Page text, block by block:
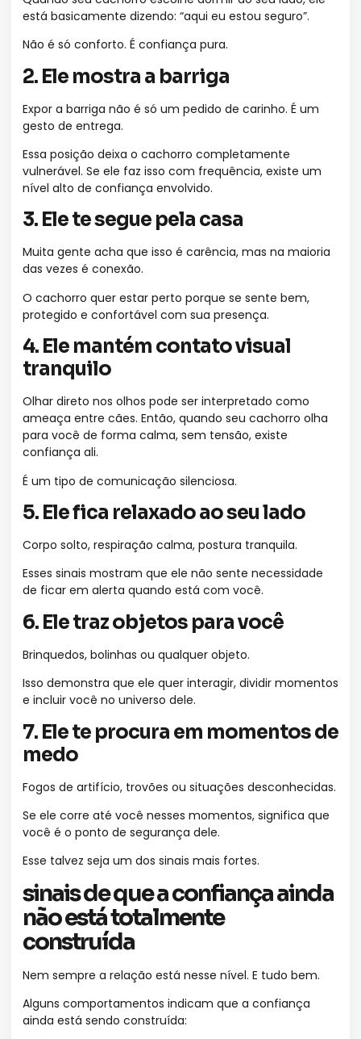
está basicamente dizendo: “aqui eu estou seguro”.
Não é só conforto. É confiança pura.
2. Ele mostra a barriga
Expor a barriga não é só um pedido de carinho. É um
gesto de entrega.
Essa posição deixa o cachorro completamente
vulnerável. Se ele faz isso com frequência, existe um
nível alto de confiança envolvido.
3. Ele te segue pela casa
Muita gente acha que isso é carência, mas na maioria
das vezes é conexão.
O cachorro quer estar perto porque se sente bem,
protegido e confortável com sua presença.
4. Ele mantém contato visual
tranquilo
Olhar direto nos olhos pode ser interpretado como
ameaça entre cães. Então, quando seu cachorro olha
para você de forma calma, sem tensão, existe
confiança ali.
É um tipo de comunicação silenciosa.
5. Ele fica relaxado ao seu lado
Corpo solto, respiração calma, postura tranquila.
Esses sinais mostram que ele não sente necessidade
de ficar em alerta quando está com você.
6. Ele traz objetos para você
Brinquedos, bolinhas ou qualquer objeto.
Isso demonstra que ele quer interagir, dividir momentos
e incluir você no universo dele.
7. Ele te procura em momentos de
medo
Fogos de artifício, trovões ou situações desconhecidas.
Se ele corre até você nesses momentos, significa que
você é o ponto de segurança dele.
Esse talvez seja um dos sinais mais fortes.
sinais de que a confiança ainda
não está totalmente
construída
Nem sempre a relação está nesse nível. E tudo bem.
Alguns comportamentos indicam que a confiança
ainda está sendo construída: